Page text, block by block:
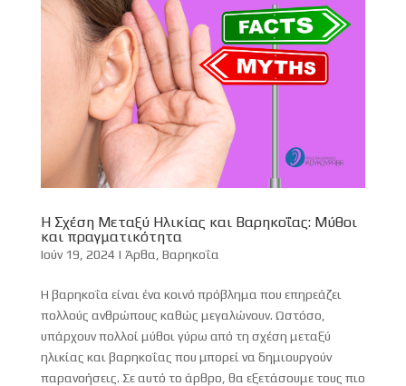
Η Σχέση Μεταξύ Ηλικίας και Βαρηκοΐας: Μύθοι
και πραγματικότητα
Ιούν 19, 2024 | Άρθα Βαρηκοΐα
Η βαρηκοΐα είναι ένα κοινό πρόβλημα που επηρεάζει
πολλούς ανθρώπους καθώς μεγαλώνουν. Ωστόσο,
υπάρχουν πολλοί μύθοι γύρω από τη σχέση μεταξύ
ηλικίας και βαρηκοΐας που μπορεί να δημιουργούν
παρανοήσεις. Σε αυτό το άρθρο, θα εξετάσουμε τους πιο